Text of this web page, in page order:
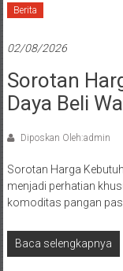
Berita
02/08/2026
Sorotan
Daya Beli
Diposkan Oleh:admin
Sorotan Harga
menjadi perhatian
komoditas pangan
Baca selengkapnya